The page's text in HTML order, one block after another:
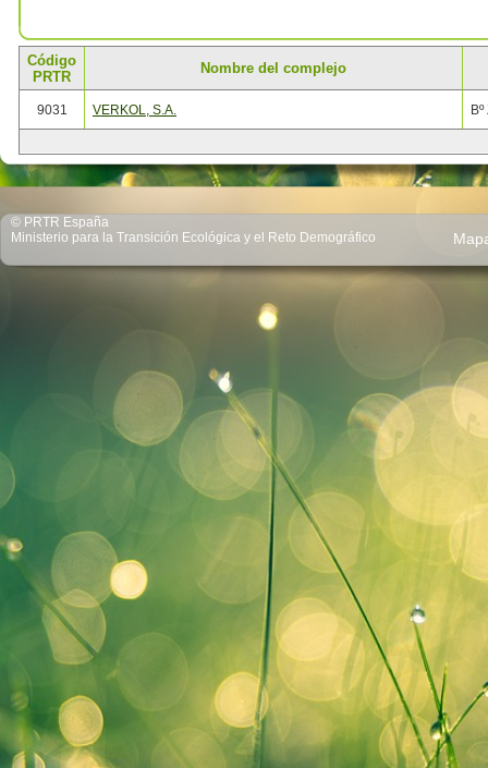
Código
PRTR
Nombre del complejo
9031 VERKOL, S.A.
© PRTR España
Ministerio para la Transición Ecológica y el Reto Demográfico